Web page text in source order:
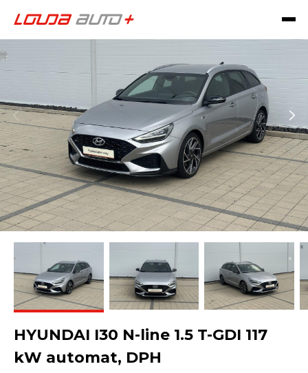
HYUNDAI I30 N-line 1.5 T-GDI 117
kW automat, DPH